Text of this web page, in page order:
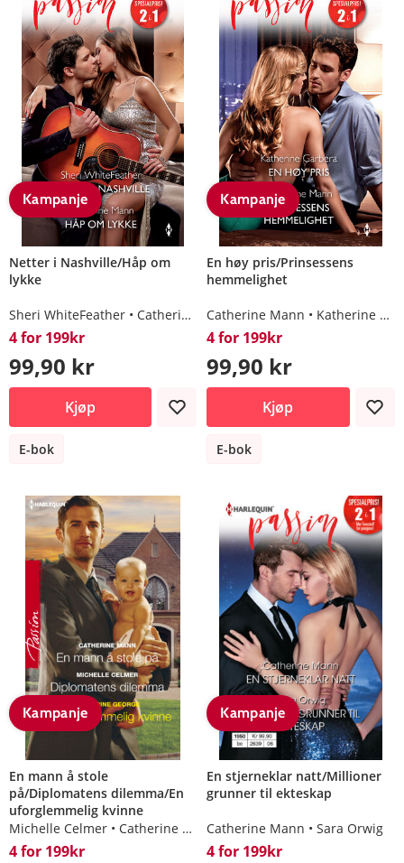
Kampanje
Netter i Nashville/Håp om
lykke
Sheri WhiteFeather Catherine Mann
4 for 199kr
99,90 kr
Kjøp
E-bok
Kampanje
En høy pris/Prinsessens
hemmelighet
Catherine Mann Katherine Garbera
4 for 199kr
99,90 kr
Kjøp
E-bok
Kampanje
En mann å stole
på/Diplomatens dilemma/En
uforglemmelig kvinne
Michelle Celmer
Catherine Mann Catherine George
4 for 199kr
Kampanje
En stjerneklar natt/Millioner
grunner til ekteskap
Catherine Mann Sara Orwig
4 for 199kr